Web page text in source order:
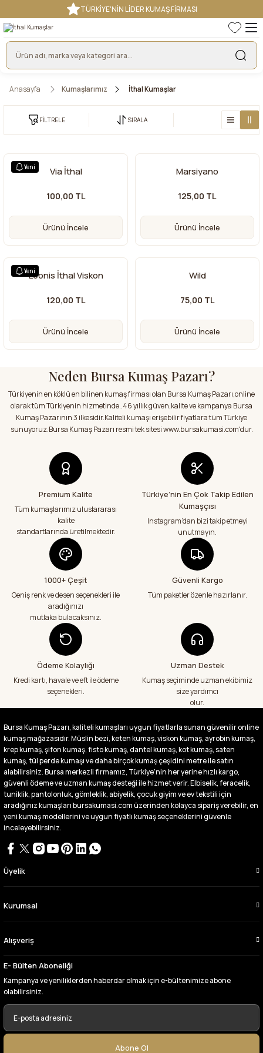
TÜRKİYE'NİN LİDER KUMAŞ FİRMASI
Anasayfa Kumaşlarımız İthal Kumaşlar
FİLTRELE SIRALA
Yeni Via İthal
100,00 TL
Ürünü İncele
Marsiyano
125,00 TL
Ürünü İncele
YeniLeonis İthal Viskon
120,00 TL
Ürünü İncele
Wild
75,00 TL
Ürünü İncele
Neden Bursa Kumaş Pazarı?
Türkiyenin en köklü en bilinen kumaş firması olan Bursa Kumaş Pazarı,online
olarak tüm Türkiyenin hizmetinde..46 yıllık güven,kalite ve kampanya Bursa
Kumaş Pazarının 3 ilkesidir.Kaliteli kumaşı erişebilir fiyatlara tüm Türkiye
sunuyoruz.Bursa Kumaş Pazarı resmi tek sitesi www.bursakumasi.com'dur.
Premium Kalite
Tüm kumaşlarımız uluslararası
kalite
standartlarında üretilmektedir.
Türkiye’nin En Çok Takip Edilen
Kumaşçısı
Instagram’dan bizi takip etmeyi
unutmayın.
1000+ Çeşit
Geniş renk ve desen seçenekleri ile
aradığınızı
mutlaka bulacaksınız.
Güvenli Kargo
Tüm paketler özenle hazırlanır.
Ödeme Kolaylığı
Kredi kartı, havale ve eft ile ödeme
seçenekleri.
Uzman Destek
Kumaş seçiminde uzman ekibimiz
size yardımcı
olur.
Bursa Kumaş Pazarı, kaliteli kumaşları uygun fiyatlarla sunan güvenilir online
kumaş mağazasıdır. Müslin bezi, keten kumaş, viskon kumaş, ayrobin kumaş,
krep kumaş, şifon kumaş, fisto kumaş, dantel kumaş, kot kumaş, saten
kumaş, tül perde kumaşı ve daha birçok kumaş çeşidini metre ile satın
alabilirsiniz. Bursa merkezli firmamız, Türkiye’nin her yerine hızlı kargo,
güvenli ödeme ve uzman kumaş desteği ile hizmet verir. Elbiselik, feracelik,
tuniklik, pantolonluk, gömleklik, abiyelik, çocuk giyim ve ev tekstili için
aradığınız kumaşları bursakumasi.com üzerinden kolayca sipariş verebilir, en
yeni kumaş modellerini ve uygun fiyatlı kumaş seçeneklerini güvenle
inceleyebilirsiniz.
Üyelik
Kurumsal
Alışveriş
E- Bülten Aboneliği
Kampanya ve yeniliklerden haberdar olmak için e-bültenimize abone
olabilirsiniz.
Abone Ol